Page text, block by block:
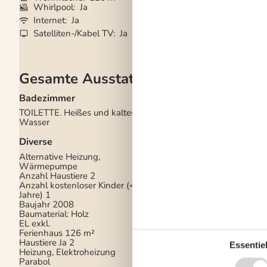
Whirlpool Ja
Internet Ja
Satelliten-/Kabel TV Ja
Gesamte Ausstattung
Badezimmer
TOILETTE. Heißes und kaltes
Wasser
Diverse
Alternative Heizung,
Wärmepumpe
Anzahl Haustiere 2
Anzahl kostenloser Kinder (<4
Jahre) 1
Baujahr 2008
Baumaterial: Holz
EL exkl.
Ferienhaus 126 m²
Haustiere Ja 2
Heizung, Elektroheizung
Parabol
Rauchmelder
Elektrogeräte